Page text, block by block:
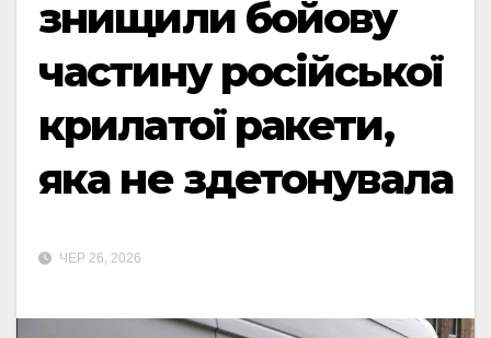
знищили бойову
частину російської
крилатої ракети,
яка не здетонувала
ЧЕР 26, 2026